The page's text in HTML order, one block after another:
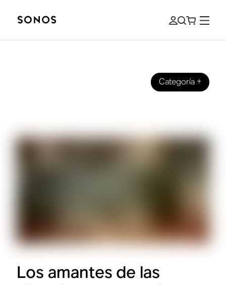
Categoría+
Los amantes de las